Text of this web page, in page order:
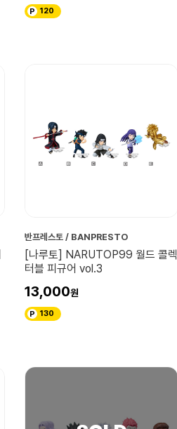
120
반프레스토 / BANPRESTO
[나루토] NARUTOP99 월드 콜렉
터블 피규어 vol.3
13,000
130